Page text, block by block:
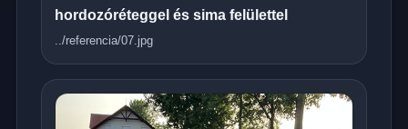
hordozóréteggel és sima felülettel
../referencia/07.jpg